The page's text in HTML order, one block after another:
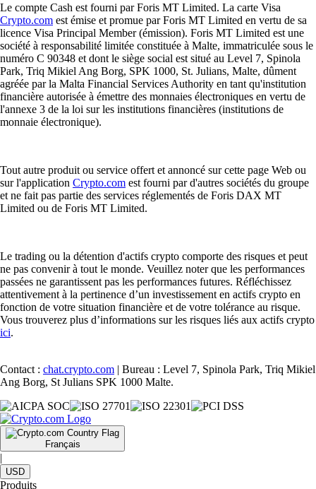
Le compte Cash est fourni par Foris MT Limited. La carte Visa
Crypto.com est émise et promue par Foris MT Limited en vertu de sa
licence Visa Principal Member (émission). Foris MT Limited est une
société à responsabilité limitée constituée à Malte, immatriculée sous le
numéro C 90348 et dont le siège social est situé au Level 7, Spinola
Park, Triq Mikiel Ang Borg, SPK 1000, St. Julians, Malte, dûment
agréée par la Malta Financial Services Authority en tant qu'institution
financière autorisée à émettre des monnaies électroniques en vertu de
l'annexe 3 de la loi sur les institutions financières (institutions de
monnaie électronique).
Tout autre produit ou service offert et annoncé sur cette page Web ou
sur l'application Crypto.com est fourni par d'autres sociétés du groupe
et ne fait pas partie des services réglementés de Foris DAX MT
Limited ou de Foris MT Limited.
Le trading ou la détention d'actifs crypto comporte des risques et peut
ne pas convenir à tout le monde. Veuillez noter que les performances
passées ne garantissent pas les performances futures. Réfléchissez
attentivement à la pertinence d’un investissement en actifs crypto en
fonction de votre situation financière et de votre tolérance au risque.
Vous trouverez plus d’informations sur les risques liés aux actifs crypto
ici.
Contact : chat.crypto.com | Bureau : Level 7, Spinola Park, Triq Mikiel
Ang Borg, St Julians SPK 1000 Malte.
Français
|
USD
Produits